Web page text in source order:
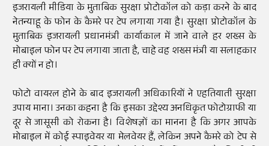
इजरायली मीडिया के मुताबिक सुरक्षा प्रोटोकॉल को कड़ा करने के बाद
नेतन्याहू के फोन के कैमरे पर टेप लगाया गया है। सुरक्षा प्रोटोकॉल के
मुताबिक इजरायली प्रधानमंत्री कार्याकाल में जाने वाले हर शख्स के
मोबाइल फोन पर टेप लगाया जाता है, चाहे वह शख्स मंत्री या सलाहकार
ही क्यों न हो।
फोटो वायरल होने के बाद इजरायली अधिकारियों ने एहतियाती सुरक्षा
उपाय माना। उनका कहना है कि इसका उद्देश्य अनधिकृत फोटोग्राफी या
दूर से जासूसी को रोकना है। विशेषज्ञों का मानना है कि अगर आपके
मोबाइल में कोई स्पाइवेयर या मेलवेयर हैं, लेकिन अपने कैमरे को टेप से